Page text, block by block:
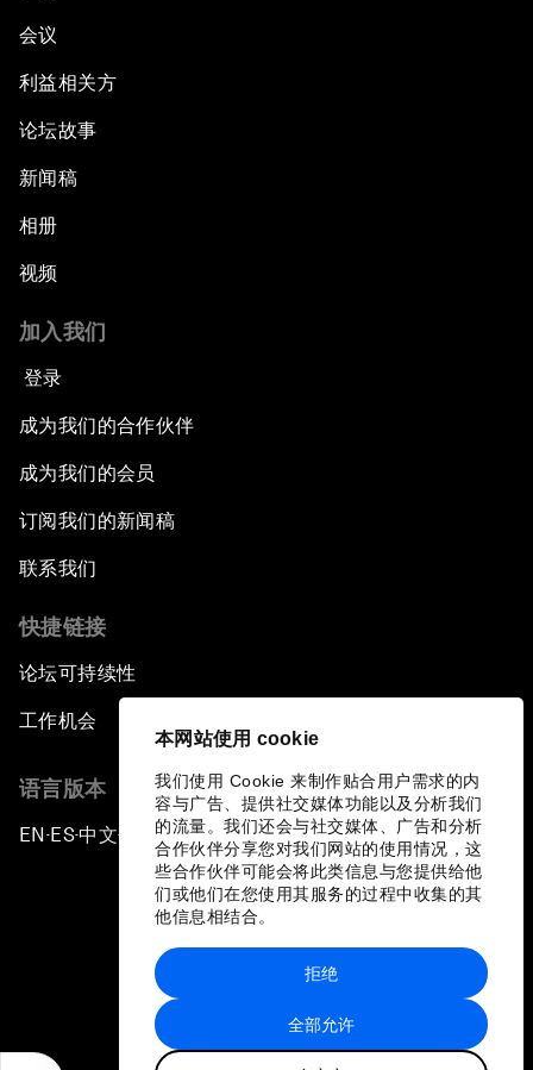
本网站使用 cookie
我们使用 Cookie 来制作贴合用户需求的内
容与广告、提供社交媒体功能以及分析我们
的流量。我们还会与社交媒体、广告和分析
合作伙伴分享您对我们网站的使用情况，这
些合作伙伴可能会将此类信息与您提供给他
们或他们在您使用其服务的过程中收集的其
他信息相结合。
全部允许
拒绝
会议
利益相关方
论坛故事
新闻稿
相册
视频
加入我们
登录
成为我们的合作伙伴
成为我们的会员
订阅我们的新闻稿
联系我们
快捷链接
论坛可持续性
工作机会
语言版本
EN ▪ES▪中文▪ 日本語
站点地图